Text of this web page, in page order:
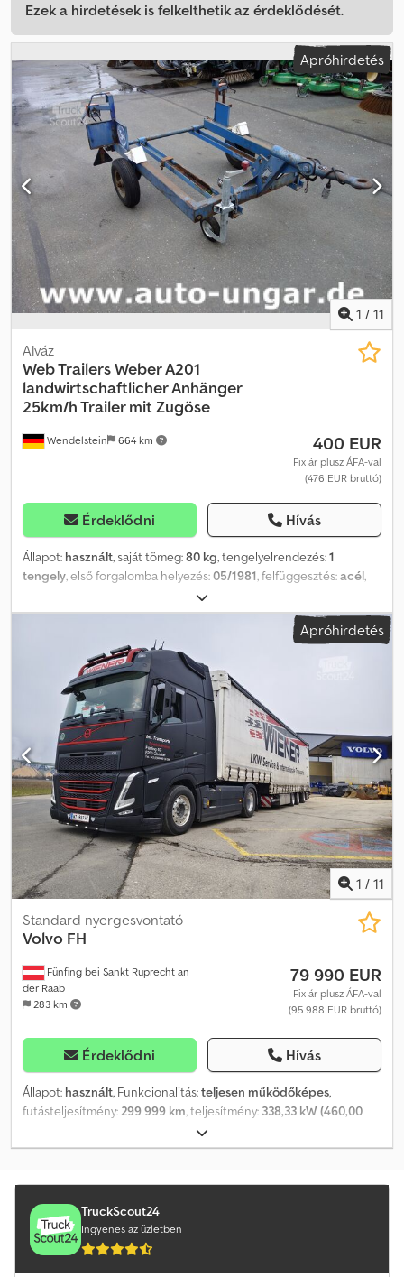
Ezek a hirdetések is felkelthetik az érdeklődését.
Apróhirdetés
1 / 11
Wendelstein 664 km
Alváz
Web TrailersWeber A201
landwirtschaftlicher Anhänger
25km/h Trailer mit Zugöse
400 EUR
Fix ár plusz ÁFA-val
(476 EUR bruttó)
Érdeklődni Hívás
Állapot: használt, saját tömeg:80 kg, tengelyelrendezés:1
tengely , első forgalomba helyezés:05/1981 , felfüggesztés:acél
, Pótkocsi: - Weber Dwodjqxudtepfx
Ahloa - Típus: A201 - Üzembe helyezés: 1981.05.12. - Teljes méret:
215 cm x 160 cm (h x sz) - Belső méret: 130 cm x 96 cm (h x sz) -
Vonószem - Támasztóterhelés: 150 kg - Saját tömeg: 80 kg;
megengedett össztömeg: jelenleg 450 kg (a pótkocsi le lett
minősítve, eredetileg 930 kg) - 25 km/h-ás forgalmi engedély -
Önkormányzati tulajdonból, első kézből A hirdetéshez tartozó
videót itt találja: Teljes járműkészletünket itt tekintheti meg:
Értesüljön azonnal újonnan feltöltött járműveinkről – iratkozzon
fel hírlevelünkre! A tévedés és elírás jogát fenntartjuk, köztes
értékesítés lehetséges!
Apróhirdetés
1 / 11
Fünfing bei Sankt Ruprecht an
der Raab
283 km
Standard nyergesvontató
Volvo FH
79 990 EUR
Fix ár plusz ÁFA-val
(95 988 EUR bruttó)
Érdeklődni Hívás
Állapot: használt, Funkcionalitás:teljesen működőképes,
futásteljesítmény:299 999 km, teljesítmény: 338,33 kW (460,00
05/2024
tengelyelrendezés:4x2, üzemanyag:dízel, vezetőfülke:alvófülke,
acél-levegő, Gyártási év:2024, Felszereltség:ABS, AdBlue,
Bluetooth, EBS (Elektronikus fékrendszer), Tachográf, USB port,
abroncsnyomás-ellenőrzés, differenciálzár, elektromos
ablakemelő, elektromosan állítható tükör, elektronikus
TruckScout24
Ingyenes az üzletben